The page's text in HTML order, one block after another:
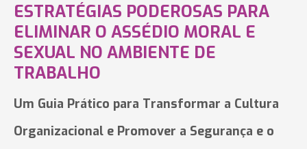
ESTRATÉGIAS PODEROSAS PARA
ELIMINAR O ASSÉDIO MORAL E
SEXUAL NO AMBIENTE DE
TRABALHO
Um Guia Prático para Transformar a Cultura
Organizacional e Promover a Segurança e o